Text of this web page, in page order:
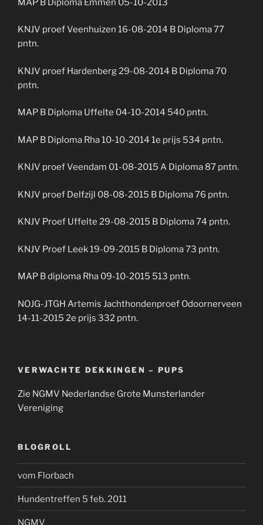
MAP B Diploma Emmen 05-10-2013
KNJV proef Veenhuizen 16-08-2014 B Diploma 77
pntn.
KNJV proef Hardenberg 29-08-2014 B Diploma 70
pntn.
MAP B Diploma Uffelte 04-10-2014 540 pntn.
MAP B Diploma Rha 10-10-2014 1e prijs 534 pntn.
KNJV proef Veendam 01-08-2015 A Diploma 87 pntn.
KNJV proef Delfzijl 08-08-2015 B Diploma 76 pntn.
KNJV Proef Uffelte 29-08-2015 B Diploma 74 pntn.
KNJV Proef Leek 19-09-2015 B Diploma 73 pntn.
MAP B diploma Rha 09-10-2015 513 pntn.
NOJG-JTGH Artemis Jachthondenproef Odoornerveen
14-11-2015 2e prijs 332 pntn.
VERWACHTE DEKKINGEN – PUPS
Zie NGMV Nederlandse Grote Munsterlander
Vereniging
BLOGROLL
vom Florbach
Hundentreffen 5 feb. 2011
NGMV